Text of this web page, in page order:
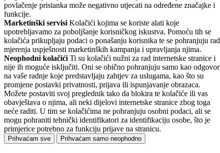
povlačenje pristanka može negativno utjecati na određene značajke i
funkcije.
Marketinški servisi Kolačići kojima se koriste alati koje
upotrebljavamo za poboljšanje korisničkog iskustva. Pomoću tih se
kolačića prikupljaju podaci o ponašanju korisnika te se pohranjuju
mjerenja uspješnosti marketinških kampanja i upravljanja njima.
Neophodni kolačići Ti su kolačići nužni za rad internetske stranice i
nije ih moguće isključiti. Oni se obično pohranjuju samo kao odgovor
na vaše radnje koje predstavljaju zahtjev za uslugama, kao što su
promjene postavki privatnosti, prijava ili ispunjavanje obrazaca.
Možete postaviti svoj preglednik tako da blokira te kolačiće ili vas
obavještava o njima, ali neki dijelovi internetske stranice zbog toga
neće raditi. U tim se kolačićima ne pohranjuju osobni podaci, ali se
mogu pohraniti tehnički identifikatori za identifikaciju osobe, što je
primjerice potrebno za funkciju prijave na stranicu.
Prihvaćam sve Prihvaćam samo neophodno